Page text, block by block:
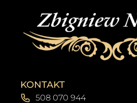
KONTAKT
508 070 944